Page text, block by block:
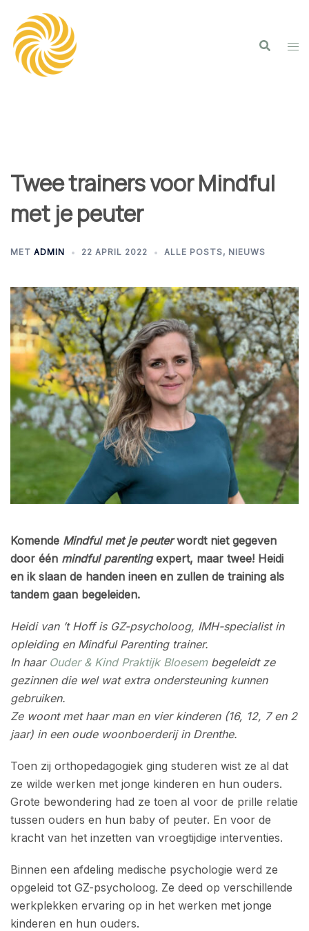
naar
inhoud
Twee trainers voor Mindful
met je peuter
MET ADMIN 22 APRIL 2022 ALLE POSTS, NIEUWS
Komende Mindful met je peuterwordt niet gegeven
door één mindful parentingexpert, maar twee! Heidi
en ik slaan de handen ineen en zullen de training als
tandem gaan begeleiden.
Heidi van ’t Hoff is GZ-psycholoog, IMH-specialist in
opleiding en Mindful Parenting trainer.
In haar Ouder & Kind Praktijk Bloesembegeleidt ze
gezinnen die wel wat extra ondersteuning kunnen
gebruiken.
Ze woont met haar man en vier kinderen (16, 12, 7 en 2
jaar) in een oude woonboerderij in Drenthe.
Toen zij orthopedagogiek ging studeren wist ze al dat
ze wilde werken met jonge kinderen en hun ouders.
Grote bewondering had ze toen al voor de prille relatie
tussen ouders en hun baby of peuter. En voor de
kracht van het inzetten van vroegtijdige interventies.
Binnen een afdeling medische psychologie werd ze
opgeleid tot GZ-psycholoog. Ze deed op verschillende
werkplekken ervaring op in het werken met jonge
kinderen en hun ouders.